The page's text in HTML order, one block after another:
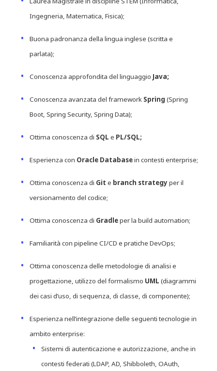
Ingegneria, Matematica, Fisica);
Buona padronanza della lingua inglese (scritta e
parlata);
Conoscenza approfondita del linguaggio Java;
Conoscenza avanzata del framework Spring (Spring
Boot, Spring Security, Spring Data);
Ottima conoscenza di SQL e PL/SQL;
Esperienza con Oracle Databasein contesti enterprise;
Ottima conoscenza di Gite branch strategy per il
versionamento del codice;
Ottima conoscenza di Gradleper la build automation;
Familiarità con pipeline CI/CD e pratiche DevOps;
Ottima conoscenza delle metodologie di analisi e
progettazione, utilizzo del formalismo UML (diagrammi
dei casi d’uso, di sequenza, di classe, di componente);
Esperienza nell’integrazione delle seguenti tecnologie in
ambito enterprise:
Sistemi di autenticazione e autorizzazione, anche in
contesti federati (LDAP, AD, Shibboleth, OAuth,